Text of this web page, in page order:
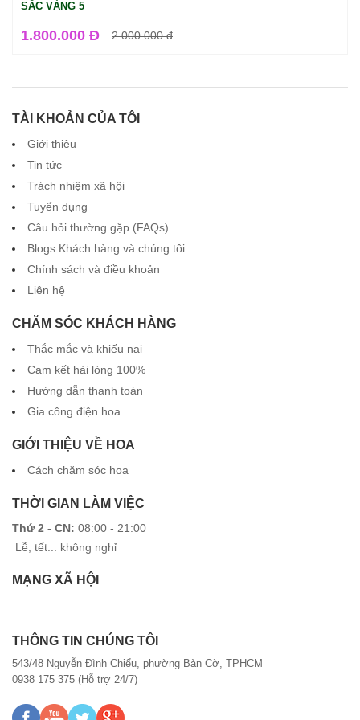
SẮC VÀNG 5
1.800.000 Đ 2.000.000đ
TÀI KHOẢN CỦA TÔI
Giới thiệu
Tin tức
Trách nhiệm xã hội
Tuyển dụng
Câu hỏi thường gặp (FAQs)
Blogs Khách hàng và chúng tôi
Chính sách và điều khoản
Liên hệ
CHĂM SÓC KHÁCH HÀNG
Thắc mắc và khiếu nại
Cam kết hài lòng 100%
Hướng dẫn thanh toán
Gia công điện hoa
GIỚI THIỆU VỀ HOA
Cách chăm sóc hoa
THỜI GIAN LÀM VIỆC
Thứ 2 - CN: 08:00 - 21:00
Lễ, tết... không nghỉ
MẠNG XÃ HỘI
THÔNG TIN CHÚNG TÔI
543/48 Nguyễn Đình Chiểu, phường Bàn Cờ, TPHCM
0938 175 375 (Hỗ trợ 24/7)